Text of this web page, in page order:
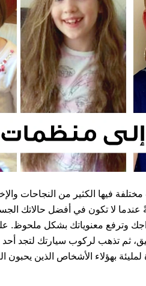
فيها الكثير من النجاحات
عندما لا تكون في أفضل حالاتك
وترفع معنوياتك بشكل ملحوظ.
ثم تذهب لركوب سيارتك لتجد أحد
بهؤلاء الأشخاص الذين يحبون